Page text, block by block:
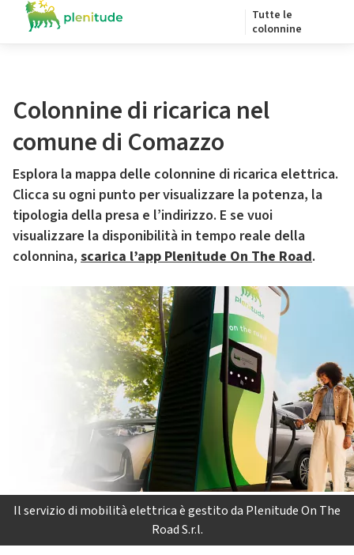
Tutte le
colonnine
Colonnine di ricarica nel
comune di Comazzo
Esplora la mappa delle colonnine di ricarica elettrica.
Clicca su ogni punto per visualizzare la potenza, la
tipologia della presa e l’indirizzo. E se vuoi
visualizzare la disponibilità in tempo reale della
colonnina, scarica l’app Plenitude On The Road.
Il servizio di mobilità elettrica è gestito da Plenitude On The
Road S.r.l.